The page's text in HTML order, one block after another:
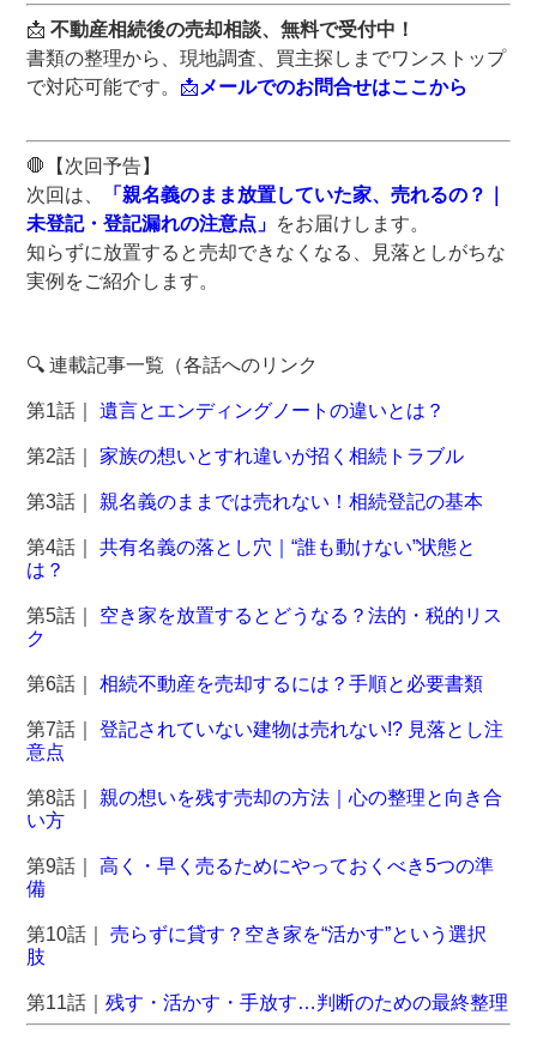
📩不動産相続後の売却相談、無料で受付中！
書類の整理から、現地調査、買主探しまでワンストップ
で対応可能です。 📩 メールでのお問合せはここから
🛑【次回予告】
次回は、
「親名義のまま放置していた家、売れるの？｜
未登記・登記漏れの注意点」 をお届けします。
知らずに放置すると売却できなくなる、見落としがちな
実例をご紹介します。
🔍 連載記事一覧（各話へのリンク
第1話｜ 遺言とエンディングノートの違いとは？
第2話｜ 家族の想いとすれ違いが招く相続トラブル
第3話｜ 親名義のままでは売れない！相続登記の基本
第4話｜
共有名義の落とし穴｜“誰も動けない”状態と
は？
第5話｜ 空き家を放置するとどうなる？法的・税的リス
ク
第6話｜相続不動産を売却するには？手順と必要書類
第7話｜
登記されていない建物は売れない!? 見落とし注
意点
第8話｜
親の想いを残す売却の方法｜心の整理と向き合
い方
第9話｜
高く・早く売るためにやっておくべき5つの準
備
第10話｜
売らずに貸す？空き家を“活かす”という選択
肢
第11話｜残す・活かす・手放す…判断のための最終整理